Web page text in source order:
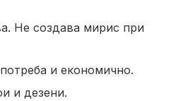
Не создава мирис при
и економично.
и дезени.